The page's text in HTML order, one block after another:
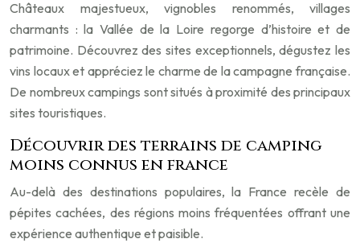
Châteaux majestueux, vignobles renommés, villages
charmants : la Vallée de la Loire regorge d’histoire et de
patrimoine. Découvrez des sites exceptionnels, dégustez les
vins locaux et appréciez le charme de la campagne française.
De nombreux campings sont situés à proximité des principaux
sites touristiques.
Découvrir des terrains de camping
moins connus en france
Au-delà des destinations populaires, la France recèle de
pépites cachées, des régions moins fréquentées offrant une
expérience authentique et paisible.